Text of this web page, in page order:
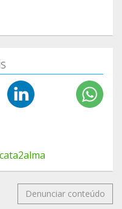
Denunciar conteúdo